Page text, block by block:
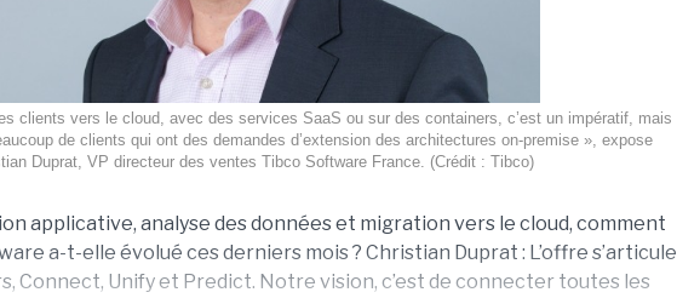
clients vers le cloud, avec des services SaaS ou sur des containers, c’est un impératif, mais
de clients qui ont des demandes d’extension des architectures on-premise », expose
Duprat, VP directeur des ventes Tibco Software France. (Crédit : Tibco)
applicative, analyse des données et migration vers le cloud, comment
a-t-elle évolué ces derniers mois ? Christian Duprat : L’offre s’articule
Connect, Unify et Predict. Notre vision, c’est de connecter toutes les